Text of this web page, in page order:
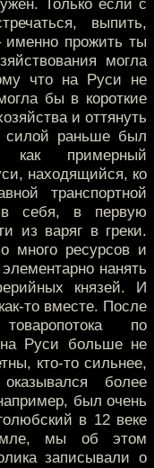
Только если с
выпить,
именно прожить ты
могла
что на Руси не
бы в короткие
и оттянуть
силой раньше был
примерный
находящийся, ко
транспортной
себя, в первую
из варяг в греки.
много ресурсов и
нанять
князей. И
то вместе. После
по
Руси больше не
кто-то сильнее,
более
был очень
в 12 веке
мы об этом
записывали о